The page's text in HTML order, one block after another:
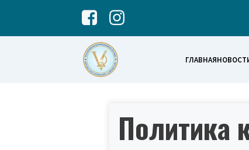
ГЛАВНАЯ
Политика